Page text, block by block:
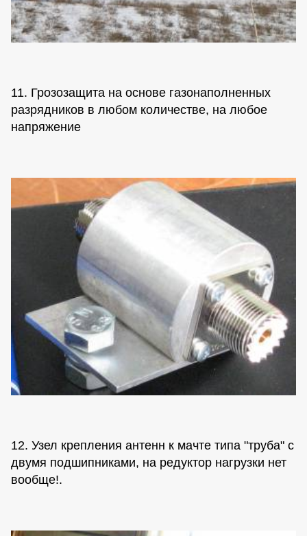
11. Грозозащита на основе газонаполненных
разрядников в любом количестве, на любое
напряжение
12. Узел крепления антенн к мачте типа "труба" с
двумя подшипниками, на редуктор нагрузки нет
вообще!.